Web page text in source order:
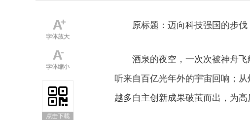
原标题：迈向科技强国的步伐
酒泉的夜空，一次次被神舟飞
听来自百亿光年外的宇宙回响；
越多自主创新成果破茧而出，为